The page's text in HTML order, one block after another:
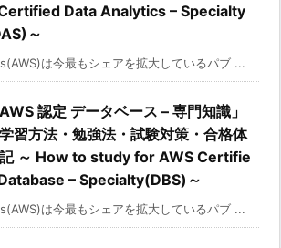
Data Analytics – Specialty
～
は今最もシェアを拡大しているパブ ...
AWS 認定 データベース – 専門知識」
習方法・勉強法・試験対策・合格体
～ How to study for AWS Certifie
– Specialty(DBS)～
は今最もシェアを拡大しているパブ ...